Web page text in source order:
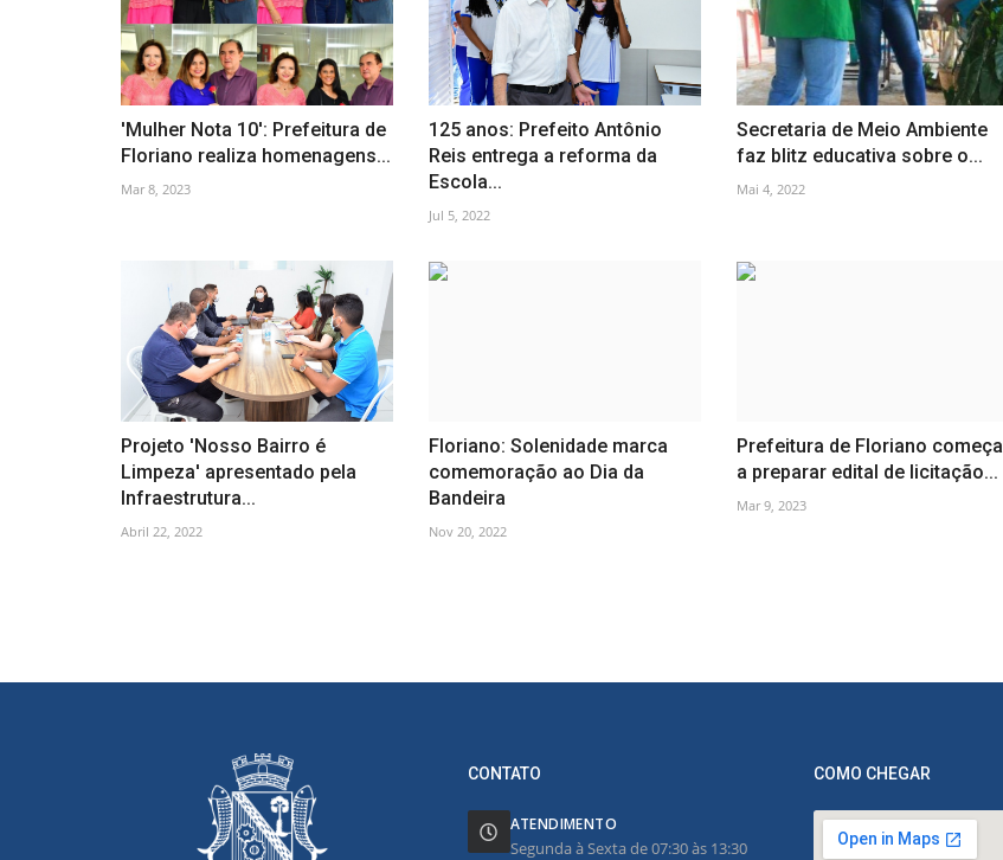
'Mulher Nota 10': Prefeitura de
Floriano realiza homenagens...
Mar 8, 2023
125 anos: Prefeito Antônio
Reis entrega a reforma da
Escola...
Jul 5, 2022
Secretaria de Meio Ambiente
faz blitz educativa sobre o...
Mai 4, 2022
Projeto 'Nosso Bairro é
Limpeza' apresentado pela
Infraestrutura...
Abril 22, 2022
Floriano: Solenidade marca
comemoração ao Dia da
Bandeira
Nov 20, 2022
Prefeitura de Floriano começa
a preparar edital de licitação...
Mar 9, 2023
CONTATO
ATENDIMENTO
Segunda à Sexta de 07:30 às 13:30
COMO CHEGAR